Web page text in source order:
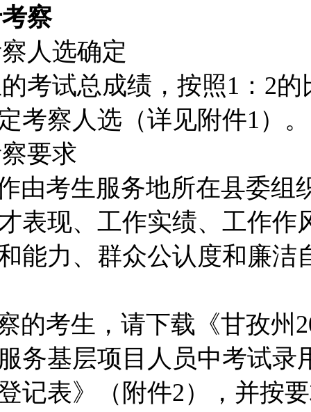
察
人选确定
考试总成绩，按照1：2的
考察人选（详见附件1）。
要求
由考生服务地所在县委组
表现、工作实绩、工作作
能力、群众公认度和廉洁
的考生，请下载《甘孜州
务基层项目人员中考试录
记表》（附件2），并按